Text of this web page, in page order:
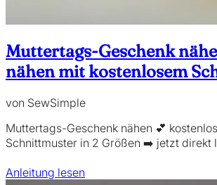
Muttertags-Geschenk
nähen mit kostenlosem
von SewSimple
Muttertags-Geschenk nähen 💕
Schnittmuster in 2 Größen ➡️ jetzt direkt
Anleitung lesen